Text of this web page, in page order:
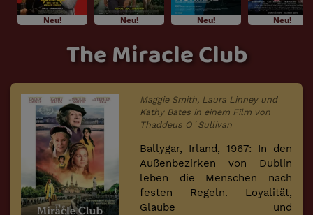
Neu! Neu! Neu! Neu!
The Miracle Club
Maggie Smith, Laura Linney und
Kathy Bates in einem Film von
Thaddeus O´Sullivan
Ballygar, Irland, 1967: In den
Außenbezirken von Dublin
leben die Menschen nach
festen Regeln. Loyalität,
Glaube und